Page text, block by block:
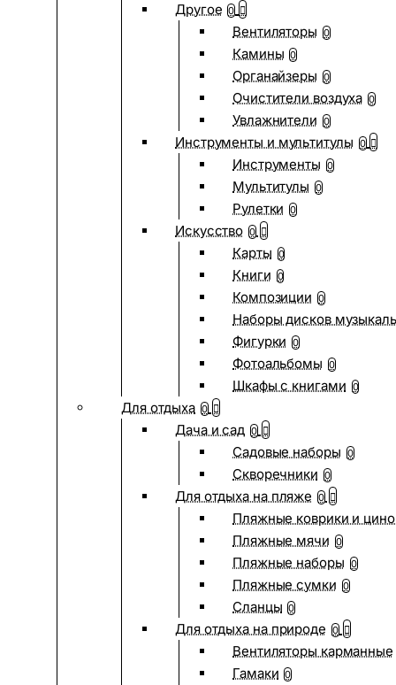
Другое 0
Вентиляторы 0
Камины 0
Органайзеры 0
Очистители воздуха 0
Увлажнители 0
Инструменты и мультитулы 0
Инструменты 0
Мультитулы 0
Рулетки 0
Искусство 0
Карты 0
Книги 0
Композиции 0
Наборы дисков
Фигурки 0
Фотоальбомы 0
Шкафы с книгами 0
Для отдыха 0
Дача и сад 0
Садовые наборы 0
Скворечники 0
Для отдыха на пляже 0
Пляжные коврики и
Пляжные мячи 0
Пляжные наборы 0
Пляжные сумки 0
Сланцы 0
Для отдыха на природе 0
Вентиляторы карманные
Гамаки 0